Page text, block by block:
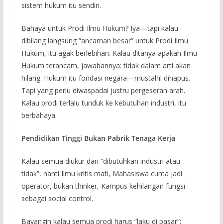
sistem hukum itu sendiri.
Bahaya untuk Prodi Ilmu Hukum? Iya—tapi kalau
dibilang langsung “ancaman besar” untuk Prodi Ilmu
Hukum, itu agak berlebihan. Kalau ditanya apakah Ilmu
Hukum terancam, jawabannya: tidak dalam arti akan
hilang. Hukum itu fondasi negara—mustahil dihapus.
Tapi yang perlu diwaspadai justru pergeseran arah.
Kalau prodi terlalu tunduk ke kebutuhan industri, itu
berbahaya.
Pendidikan Tinggi Bukan Pabrik Tenaga Kerja
Kalau semua diukur dari “dibutuhkan industri atau
tidak”, nanti Ilmu kritis mati, Mahasiswa cuma jadi
operator, bukan thinker, Kampus kehilangan fungsi
sebagai social control.
Bayangin kalau semua prodi harus “laku di pasar”: